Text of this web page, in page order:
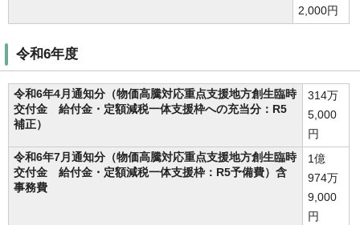
2,000円
令和6年度
令和6年4月通知分（物価高騰対応重点支援地方創生臨時
交付金 給付金・定額減税一体支援枠への充当分：R5
補正）
314万
5,000
円
令和6年7月通知分（物価高騰対応重点支援地方創生臨時
交付金 給付金・定額減税一体支援枠：R5予備費）含
事務費
1億
974万
9,000
円